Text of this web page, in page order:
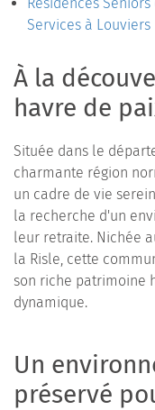
Services à Louviers
À la
havre de
Située dans le
charmante région
un cadre de vie
la recherche d'un
leur retraite. Nichée
la Risle, cette
son riche patrimoine
dynamique.
Un
préservé